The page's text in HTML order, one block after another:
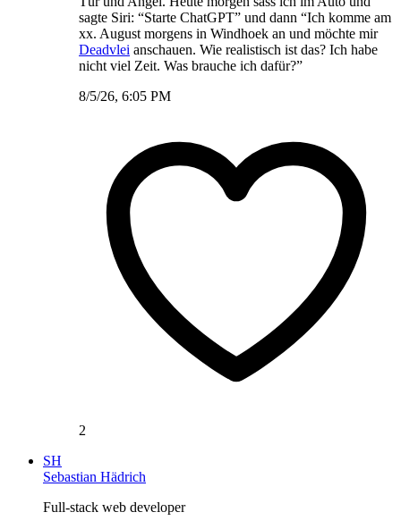
sagte Siri: “Starte ChatGPT” und dann “Ich komme am
xx. August morgens in Windhoek an und möchte mir
Deadvlei anschauen. Wie realistisch ist das? Ich habe
nicht viel Zeit. Was brauche ich dafür?”
8/5/26, 6:05 PM
2
SH
Sebastian Hädrich
Full-stack web developer